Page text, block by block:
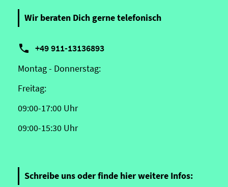
Wir beraten Dich gerne telefonisch
 +49 911-13136893
Montag - Donnerstag:
Freitag:
09:00-17:00 Uhr
09:00-15:30 Uhr
Schreibe uns oder finde hier weitere Infos: